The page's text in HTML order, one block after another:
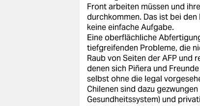
Front arbeiten müssen und
durchkommen. Das ist bei
keine einfache Aufgabe.
Eine oberflächliche
tiefgreifenden Probleme, die
Raub von Seiten der AFP und
denen sich Piñera und
selbst ohne die legal
Chilenen sind dazu
Gesundheitssystem) und